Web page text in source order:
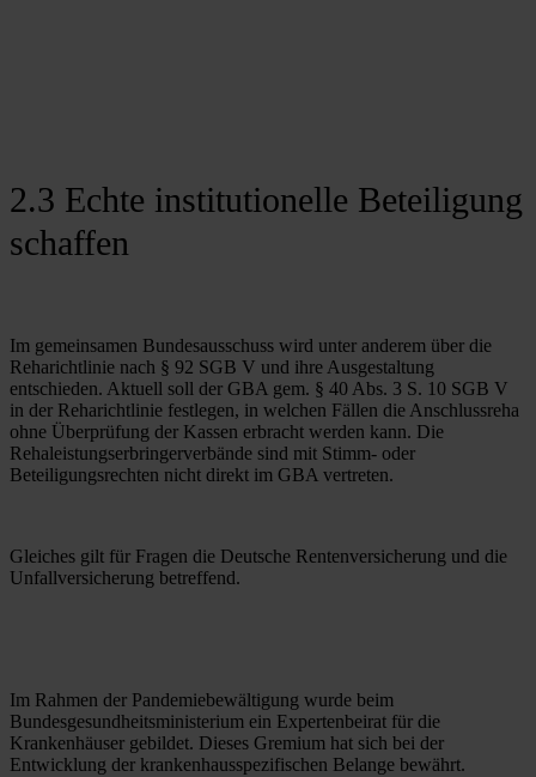
2.3 Echte institutionelle Beteiligung
schaffen
Im gemeinsamen Bundesausschuss wird unter anderem über die
Reharichtlinie nach § 92 SGB V und ihre Ausgestaltung
entschieden. Aktuell soll der GBA gem. § 40 Abs. 3 S. 10 SGB V
in der Reharichtlinie festlegen, in welchen Fällen die Anschlussreha
ohne Überprüfung der Kassen erbracht werden kann. Die
Rehaleistungserbringerverbände sind mit Stimm- oder
Beteiligungsrechten nicht direkt im GBA vertreten.
Gleiches gilt für Fragen die Deutsche Rentenversicherung und die
Unfallversicherung betreffend.
Im Rahmen der Pandemiebewältigung wurde beim
Bundesgesundheitsministerium ein Expertenbeirat für die
Krankenhäuser gebildet. Dieses Gremium hat sich bei der
Entwicklung der krankenhausspezifischen Belange bewährt.